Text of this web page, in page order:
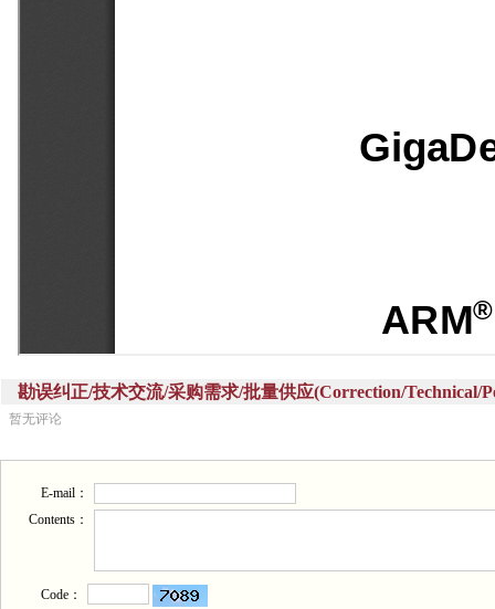
勘误纠正/技术交流/采购需求/批量供应(Correction/Technical/
暂无评论
E-mail：
Contents：
Code：